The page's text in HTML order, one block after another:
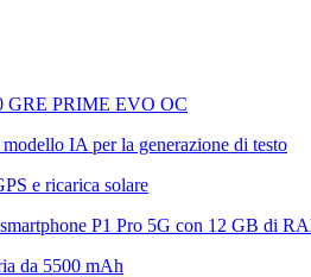
GRE PRIME EVO OC
IA per la generazione di testo
e ricarica solare
P1 Pro 5G con 12 GB di
da 5500 mAh